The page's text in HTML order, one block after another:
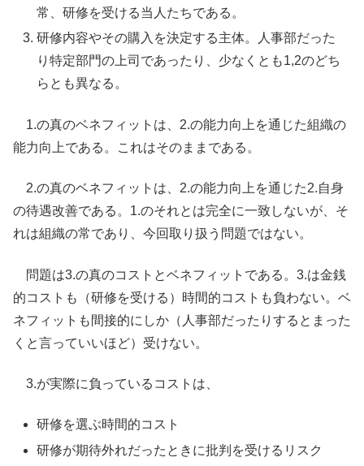
常、研修を受ける当人たちである。
研修内容やその購入を決定する主体。人事部だった
り特定部門の上司であったり、少なくとも1,2のどち
らとも異なる。
1.の真のベネフィットは、2.の能力向上を通じた組織の
能力向上である。これはそのままである。
2.の真のベネフィットは、2.の能力向上を通じた2.自身
の待遇改善である。1.のそれとは完全に一致しないが、そ
れは組織の常であり、今回取り扱う問題ではない。
問題は3.の真のコストとベネフィットである。3.は金銭
的コストも（研修を受ける）時間的コストも負わない。ベ
ネフィットも間接的にしか（人事部だったりするとまった
くと言っていいほど）受けない。
3.が実際に負っているコストは、
研修を選ぶ時間的コスト
研修が期待外れだったときに批判を受けるリスク